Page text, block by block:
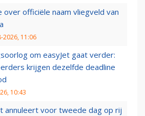
over officiële naam vliegveld van
2026, 11:06
om easyJet gaat verder:
krijgen dezelfde deadline
10:43
annuleert voor tweede dag op rij